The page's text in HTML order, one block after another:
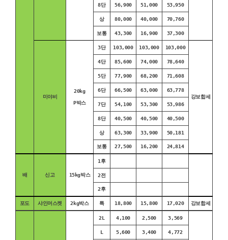
8단 56,900 51,000 53,950
상 80,000 40,000 70,760
보통 43,300 16,900 37,300
미야비
20kg
P박스
3단 103,000 103,000 103,000
강보합세
4단 85,600 74,000 78,640
5단 77,900 68,200 71,608
6단 66,500 63,000 63,778
7단 54,100 53,300 53,986
8단 40,500 40,500 40,500
상 63,300 33,900 50,181
보통 27,500 16,200 24,814
배 신고 15kg박스
1후
2전
2후
포도 샤인머스켓 2kg박스 특 18,800 15,800 17,020 강보합세
2L 4,100 2,500 3,569
L 5,600 3,400 4,772